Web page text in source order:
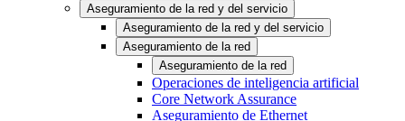
Aseguramiento de la red y del servicio
Aseguramiento de la red y del servicio
Aseguramiento de la red
Aseguramiento de la red
Operaciones de inteligencia artificial
Core Network Assurance
Aseguramiento de Ethernet